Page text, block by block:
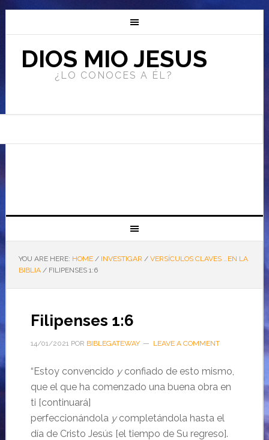
DIOS MIO JESUS
¿LO CONOCES A ÉL?
YOU ARE HERE: HOME / INVESTIGAR / VERSÍCULOS CLAVES …EN LA
BIBLIA /FILIPENSES 1:6
Filipenses 1:6
14/01/2021POR BIBLEGATEWAY LEAVE A COMMENT
“Estoy convencido yconfiado de esto mismo,
que el que ha comenzado una buena obra en
ti [continuará]
perfeccionándola ycompletándola hasta el
día de Cristo Jesús [el tiempo de Su regreso].